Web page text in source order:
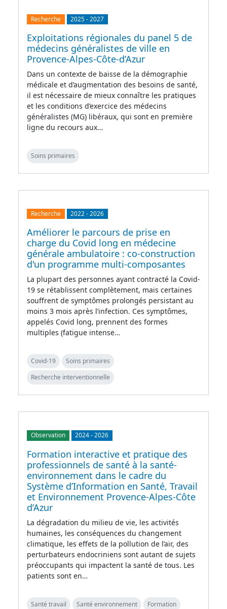
Recherche 2025-2027
Exploitations régionales du panel 5 de
médecins généralistes de ville en
Provence-Alpes-Côte-d’Azur
Dans un contexte de baisse de la démographie
médicale et d’augmentation des besoins de santé,
il est nécessaire de mieux connaître les pratiques
et les conditions d’exercice des médecins
généralistes (MG) libéraux, qui sont en première
ligne du recours aux…
Soins primaires
Recherche 2022-2026
Améliorer le parcours de prise en
charge du Covid long en médecine
générale ambulatoire : co-construction
d'un programme multi-composantes
La plupart des personnes ayant contracté la Covid-
19 se rétablissent complètement, mais certaines
souffrent de symptômes prolongés persistant au
moins 3 mois après l’infection. Ces symptômes,
appelés Covid long, prennent des formes
multiples (fatigue intense…
Covid-19
Soins primaires
Recherche interventionnelle
Observation 2024-2026
Formation interactive et pratique des
professionnels de santé à la santé-
environnement dans le cadre du
Système d’Information en Santé, Travail
et Environnement Provence-Alpes-Côte
d’Azur
La dégradation du milieu de vie, les activités
humaines, les conséquences du changement
climatique, les effets de la pollution de l’air, des
perturbateurs endocriniens sont autant de sujets
préoccupants qui impactent la santé de tous. Les
patients sont en…
Santé travail Santé environnement
Formation